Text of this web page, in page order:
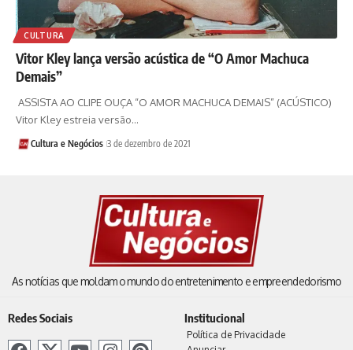
CULTURA
Vitor Kley lança versão acústica de “O Amor Machuca
Demais”
ASSISTA AO CLIPE OUÇA “O AMOR MACHUCA DEMAIS” (ACÚSTICO)
Vitor Kley estreia versão…
Cultura e Negócios 3 de dezembro de 2021
As notícias que moldam o mundo do entretenimento e empreendedorismo
Redes Sociais Institucional
Política de Privacidade